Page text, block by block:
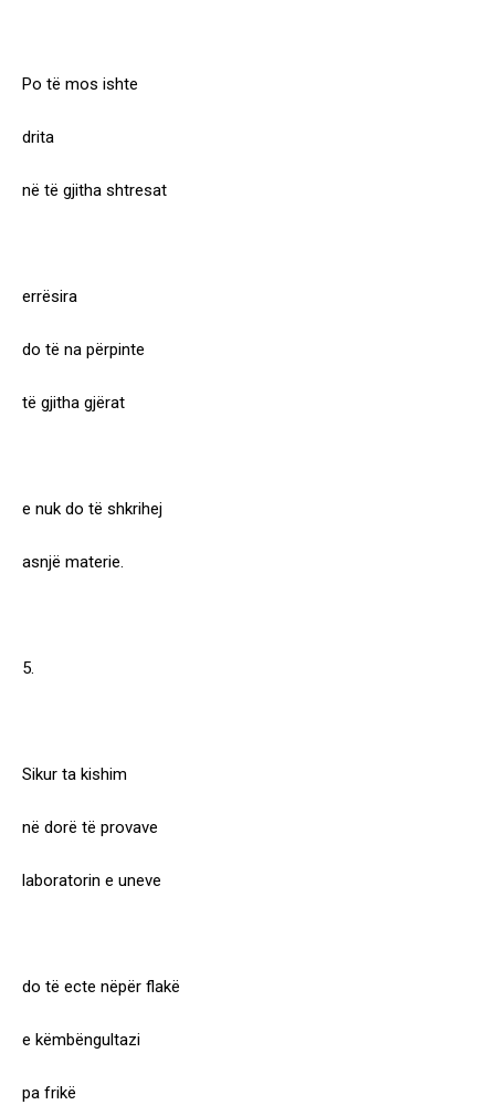
Po të mos ishte
drita
në të gjitha shtresat
errësira
do të na përpinte
të gjitha gjërat
e nuk do të shkrihej
asnjë materie.
5.
Sikur ta kishim
në dorë të provave
laboratorin e uneve
do të ecte nëpër flakë
e këmbëngultazi
pa frikë